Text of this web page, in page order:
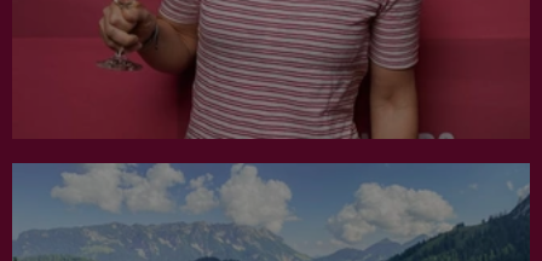
Jahresrückblick 2025